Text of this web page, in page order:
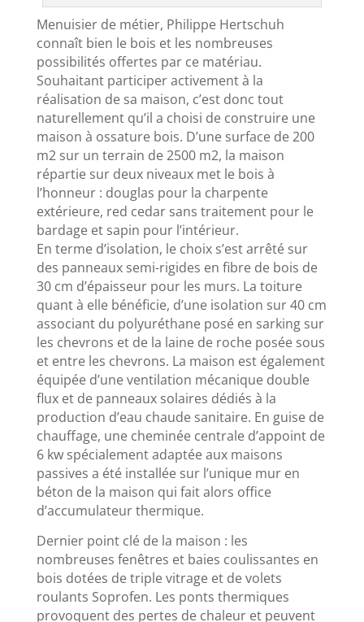
Menuisier de métier, Philippe Hertschuh
connaît bien le bois et les nombreuses
possibilités offertes par ce matériau.
Souhaitant participer activement à la
réalisation de sa maison, c’est donc tout
naturellement qu’il a choisi de construire une
maison à ossature bois. D’une surface de 200
m2 sur un terrain de 2500 m2, la maison
répartie sur deux niveaux met le bois à
l’honneur : douglas pour la charpente
extérieure, red cedar sans traitement pour le
bardage et sapin pour l’intérieur.
En terme d’isolation, le choix s’est arrêté sur
des panneaux semi-rigides en fibre de bois de
30 cm d’épaisseur pour les murs. La toiture
quant à elle bénéficie, d’une isolation sur 40 cm
associant du polyuréthane posé en sarking sur
les chevrons et de la laine de roche posée sous
et entre les chevrons. La maison est également
équipée d’une ventilation mécanique double
flux et de panneaux solaires dédiés à la
production d’eau chaude sanitaire. En guise de
chauffage, une cheminée centrale d’appoint de
6 kw spécialement adaptée aux maisons
passives a été installée sur l’unique mur en
béton de la maison qui fait alors office
d’accumulateur thermique.
Dernier point clé de la maison : les
nombreuses fenêtres et baies coulissantes en
bois dotées de triple vitrage et de volets
roulants Soprofen. Les ponts thermiques
provoquent des pertes de chaleur et peuvent